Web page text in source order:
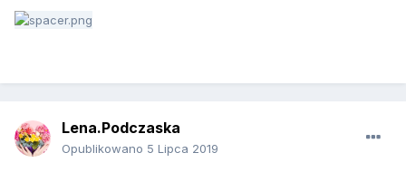
Lena.Podczaska
Opublikowano 5 Lipca 2019